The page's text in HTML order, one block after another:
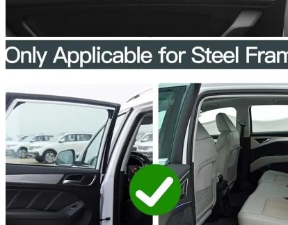
Navigație Skoda Superb 2
Navigație Toyota Avensis T25
Portbagaj Plafon Auto
Sub 350 Litri
Peste 450 litri
Accesorii auto masina
Accesorii Dacia Duster 3
Accesorii Duster 2
Accesorii Dacia Jogger
Parfum masina
Copertine auto
Incalzitor diesel
Antifurt masina
Blog
Despre Noi